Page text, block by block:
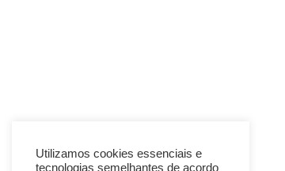
Utilizamos cookies essenciais e
tecnologias semelhantes de acordo